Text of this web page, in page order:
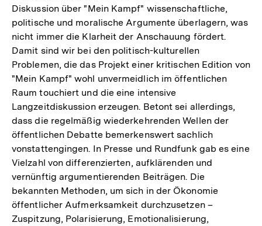
Diskussion über "Mein Kampf" wissenschaftliche,
politische und moralische Argumente überlagern, was
nicht immer die Klarheit der Anschauung fördert.
Damit sind wir bei den politisch-kulturellen
Problemen, die das Projekt einer kritischen Edition von
"Mein Kampf" wohl unvermeidlich im öffentlichen
Raum touchiert und die eine intensive
Langzeitdiskussion erzeugen. Betont sei allerdings,
dass die regelmäßig wiederkehrenden Wellen der
öffentlichen Debatte bemerkenswert sachlich
vonstattengingen. In Presse und Rundfunk gab es eine
Vielzahl von differenzierten, aufklärenden und
vernünftig argumentierenden Beiträgen. Die
bekannten Methoden, um sich in der Ökonomie
öffentlicher Aufmerksamkeit durchzusetzen –
Zuspitzung, Polarisierung, Emotionalisierung,